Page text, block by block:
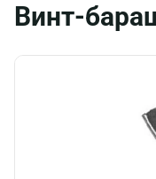
Винт-